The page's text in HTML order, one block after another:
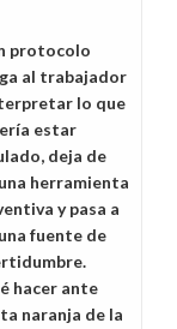
protocolo
al trabajador
lo que
estar
deja de
herramienta
y pasa a
fuente de
hacer ante
naranja de la